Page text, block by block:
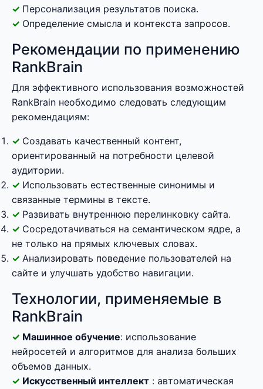
Персонализация результатов поиска.
Определение смысла и контекста запросов.
Рекомендации по применению
RankBrain
Для эффективного использования возможностей
RankBrain необходимо следовать следующим
рекомендациям:
Создавать качественный контент,
ориентированный на потребности целевой
аудитории.
Использовать естественные синонимы и
связанные термины в тексте.
Развивать внутреннюю перелинковку сайта.
Сосредотачиваться на семантическом ядре, а
не только на прямых ключевых словах.
Анализировать поведение пользователей на
сайте и улучшать удобство навигации.
Технологии, применяемые в
RankBrain
Машинное обучение: использование
нейросетей и алгоритмов для анализа больших
объемов данных.
Искусственный интеллект : автоматическая